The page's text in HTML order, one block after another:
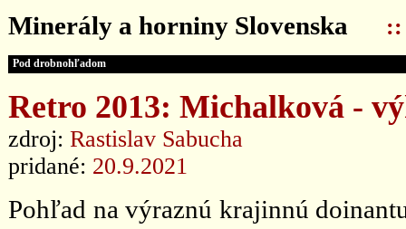
Minerály a horniny Slovenska ::
Pod drobnohľadom
Retro 2013: Michalková -
zdroj: Rastislav Sabucha
pridané: 20.9.2021
Pohľad na výraznú krajinnú